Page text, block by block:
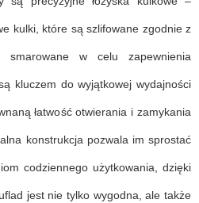
kulki, które są szlifowane zgodnie z
smarowane w celu zapewnienia
kluczem do wyjątkowej wydajności
łatwość otwierania i zamykania
konstrukcja pozwala im sprostać
codziennego użytkowania, dzięki
jest nie tylko wygodna, ale także